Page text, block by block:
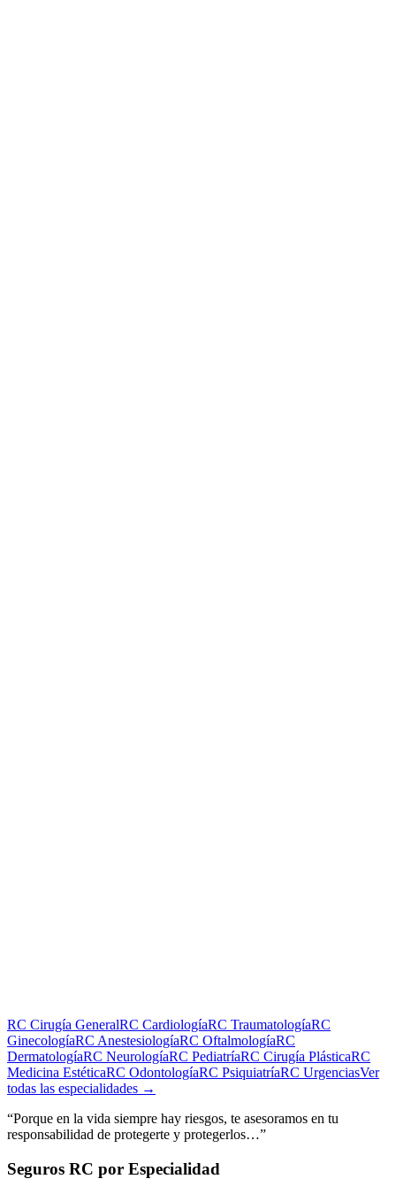
RC Cirugía GeneralRC CardiologíaRC TraumatologíaRC
GinecologíaRC AnestesiologíaRC OftalmologíaRC
DermatologíaRC NeurologíaRC PediatríaRC Cirugía PlásticaRC
Medicina EstéticaRC OdontologíaRC PsiquiatríaRC UrgenciasVer
todas las especialidades →
“Porque en la vida siempre hay riesgos, te asesoramos en tu
responsabilidad de protegerte y protegerlos…”
Seguros RC por Especialidad